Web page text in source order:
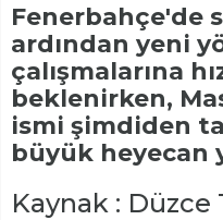
Fenerbahçe'de
ardından yeni
çalışmalarına
beklenirken,
ismi şimdiden
büyük heyecan
Kaynak : Düzce